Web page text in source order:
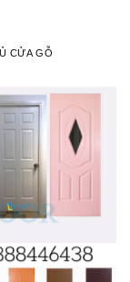
CỬA GỖ